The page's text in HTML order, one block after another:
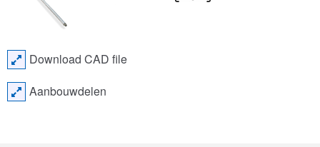
Download CAD file
Aanbouwdelen